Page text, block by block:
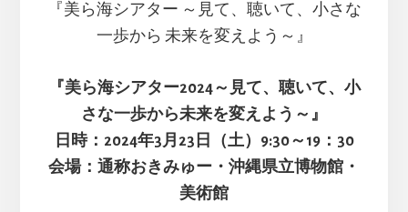
『美ら海シアター ～見て、聴いて、小さな
一歩から 未来を変えよう～』
『美ら海シアター2024～見て、聴いて、小
さな一歩から未来を変えよう～』
日時：2024年3月23日（土）9:30～19：30
会場：通称おきみゅー・沖縄県立博物館・
美術館